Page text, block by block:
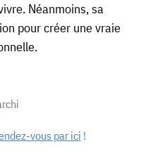
Néanmoins, sa
pour créer une vraie
vous par ici !